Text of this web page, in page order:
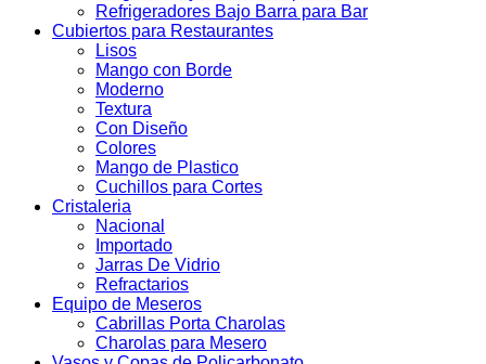
Refrigeradores Bajo Barra para Bar
Cubiertos para Restaurantes
Lisos
Mango con Borde
Moderno
Textura
Con Diseño
Colores
Mango de Plastico
Cuchillos para Cortes
Cristaleria
Nacional
Importado
Jarras De Vidrio
Refractarios
Equipo de Meseros
Cabrillas Porta Charolas
Charolas para Mesero